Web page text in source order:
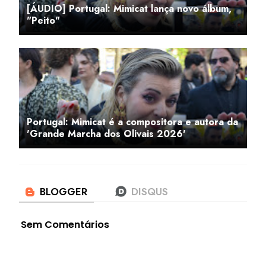
[ÁUDIO] Portugal: Mimicat lança novo álbum,
"Peito"
Portugal: Mimicat é a compositora e autora da
'Grande Marcha dos Olivais 2026'
Sem Comentários